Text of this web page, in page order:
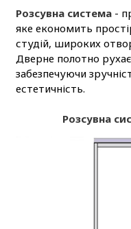
Розсувна система-
яке економить
студій, широких
Дверне полотно
забезпечуючи
естетичність.
Розсувна